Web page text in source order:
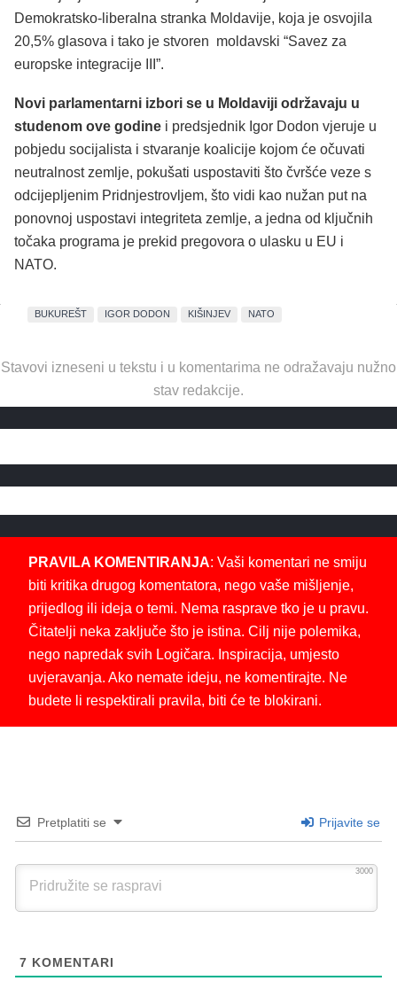
Demokratsko-liberalna stranka Moldavije, koja je osvojila
20,5% glasova i tako je stvoren moldavski “Savez za
europske integracije III”.
Novi parlamentarni izbori se u Moldaviji održavaju u
studenom ove godine i predsjednik Igor Dodon vjeruje u
pobjedu socijalista i stvaranje koalicije kojom će očuvati
neutralnost zemlje, pokušati uspostaviti što čvršće veze s
odcijepljenim Pridnjestrovljem, što vidi kao nužan put na
ponovnoj uspostavi integriteta zemlje, a jedna od ključnih
točaka programa je prekid pregovora o ulasku u EU i
NATO.
BUKUREŠT IGOR DODON KIŠINJEV NATO
Stavovi izneseni u tekstu i u komentarima ne odražavaju nužno
stav redakcije.
PRAVILA KOMENTIRANJA: Vaši komentari ne smiju
biti kritika drugog komentatora, nego vaše mišljenje,
prijedlog ili ideja o temi. Nema rasprave tko je u pravu.
Čitatelji neka zaključe što je istina. Cilj nije polemika,
nego napredak svih Logičara. Inspiracija, umjesto
uvjeravanja. Ako nemate ideju, ne komentirajte. Ne
budete li respektirali pravila, biti će te blokirani.
Pretplatiti se Prijavite se
3000
7 KOMENTARI